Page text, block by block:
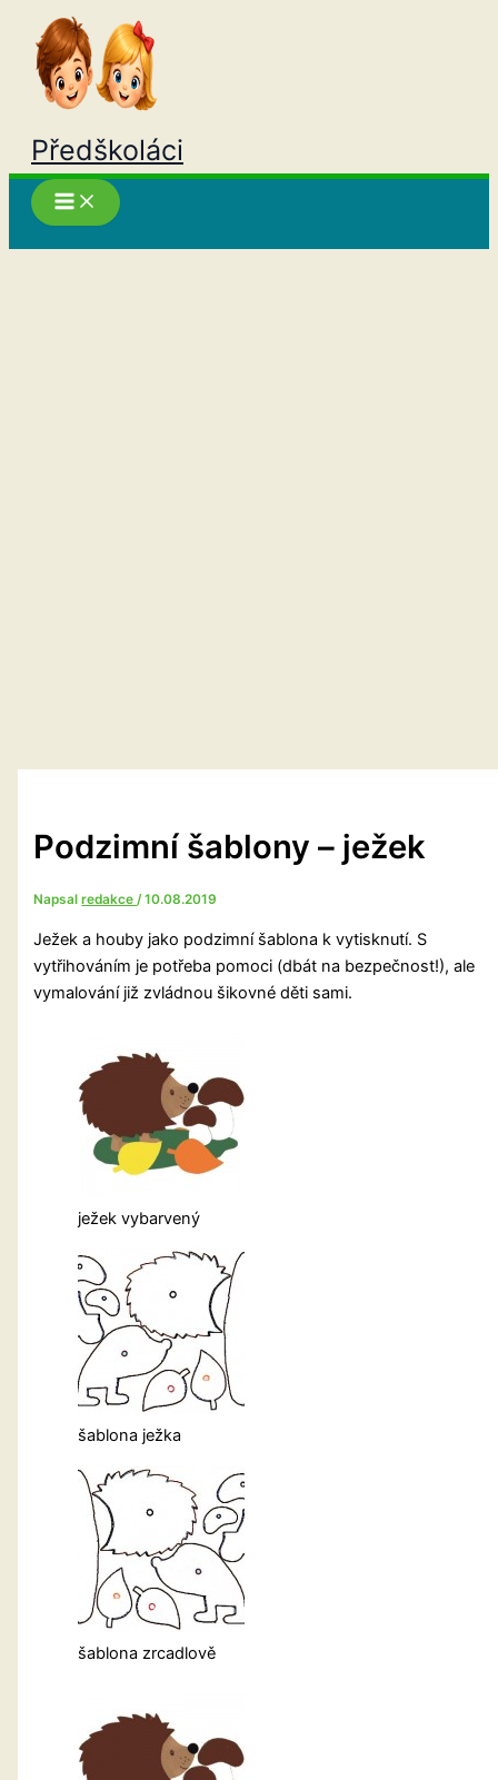
Přeskočit
obsah
Předškoláci
Podzimní šablony – ježek
Napsalredakce/10.08.2019
Ježek a houby jako podzimní šablona k vytisknutí. S
vytřihováním je potřeba pomoci (dbát na bezpečnost!), ale
vymalování již zvládnou šikovné děti sami.
ježek vybarvený
šablona ježka
šablona zrcadlově